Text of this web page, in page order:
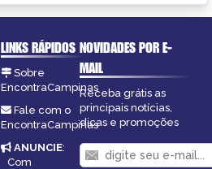
LINKS RÁPIDOS
Sobre
EncontraCampinas
Fale com o
EncontraCampinas
ANUNCIE:
Com
NOVIDADES POR E-
MAIL
Receba grátis as
principais notícias,
dicas e promoções